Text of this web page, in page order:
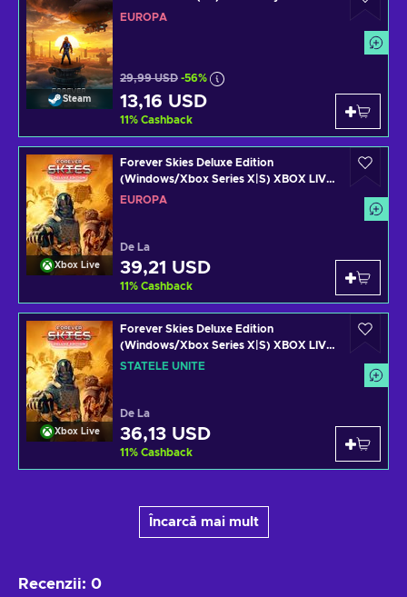
Steam
EUROPA
29,99 USD -56%
13,16 USD
11% Cashback
Xbox Live
Forever Skies Deluxe Edition
(Windows/Xbox Series X|S) XBOX LIVE
Key EUROPE
EUROPA
De La
39,21 USD
11% Cashback
Xbox Live
Forever Skies Deluxe Edition
(Windows/Xbox Series X|S) XBOX LIVE
Key UNITED STATES
STATELE UNITE
De La
36,13 USD
11% Cashback
Încarcă mai mult
Recenzii: 0